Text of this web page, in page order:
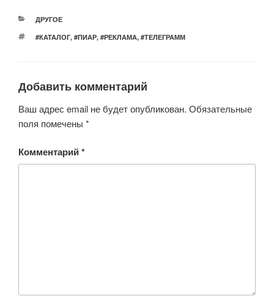
er
b
k
A kl
ni
ki
РУБРИКИ
ДРУГОЕ
МЕТКИ
#КАТАЛОГ, #ПИАР, #РЕКЛАМА, #ТЕЛЕГРАММ
Добавить комментарий
Ваш адрес email не будет опубликован. Обязательные
поля помечены *
Комментарий*